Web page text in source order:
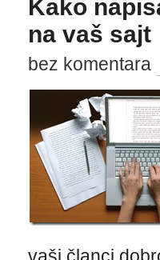
Kako
na vaš sajt
bez komentara